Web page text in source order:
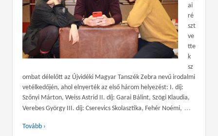
ai
ré
szt
ve
tte
k
sz
ombat délelőtt az Újvidéki Magyar Tanszék Zebra nevű irodalmi
vetélkedőjén, ahol elnyerték az első három helyezést: I. díj:
Szőnyi Márton, Weiss Astrid II. díj: Garai Bálint, Szögi Klaudia,
Verebes György III. díj: Cserevics Skolasztika, Fehér Noémi, …
Tovább ›